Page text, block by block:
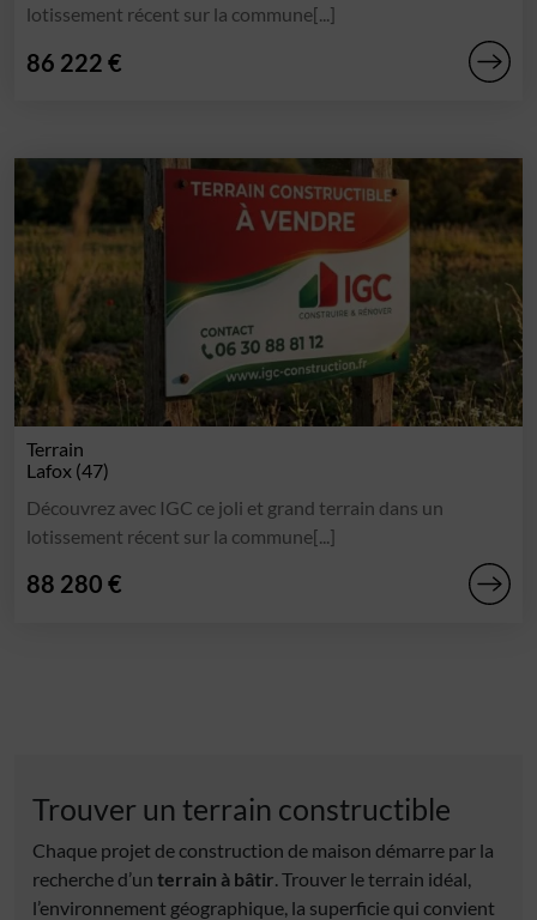
lotissement récent sur la commune[...]
86 222 €
Terrain
Lafox (47)
Découvrez avec IGC ce joli et grand terrain dans un
lotissement récent sur la commune[...]
88 280 €
Trouver un terrain constructible
Chaque projet de construction de maison démarre par la
recherche d’un terrain à bâtir . Trouver le terrain idéal,
l’environnement géographique, la superficie qui convient